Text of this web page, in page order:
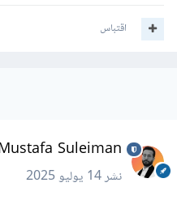
اقتباس
Mustafa Suleiman
نشر14 يوليو 2025